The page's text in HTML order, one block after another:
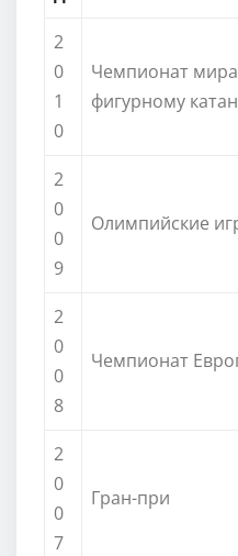
2
0
1
0
Чемпионат
фигурному
2
0
0
9
Олимпийские
2
0
0
8
Чемпионат
2
0
0
7
Гран-при